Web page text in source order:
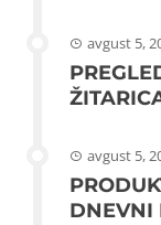
avgust 5,
avgust 5,
DNEVNI